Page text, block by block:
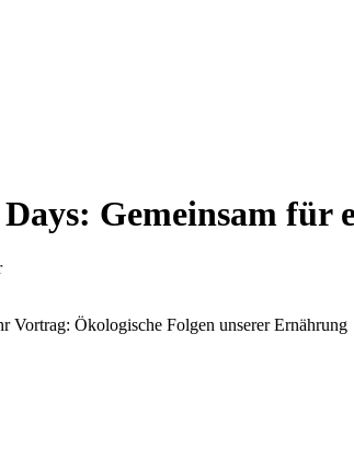
Gemeinsam für
Vortrag: Ökologische Folgen unserer Ernährung